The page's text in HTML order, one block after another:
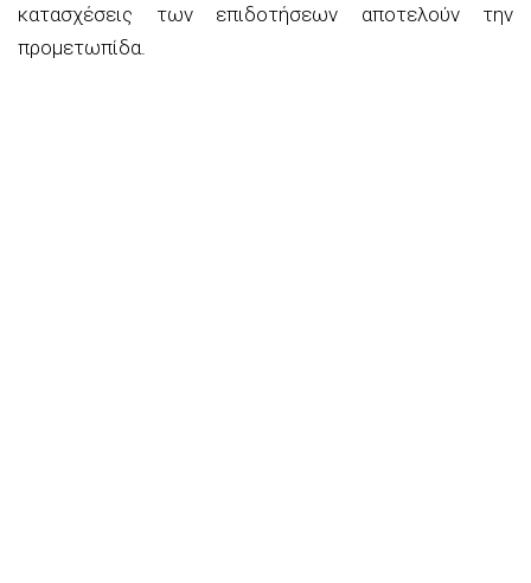
κατασχέσεις των επιδοτήσεων αποτελούν την
προμετωπίδα.